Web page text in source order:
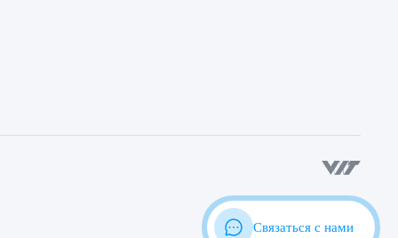
Связаться с нами